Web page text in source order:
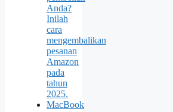
Anda?
Inilah
cara
mengembalikan
pesanan
Amazon
pada
tahun
2025.
MacBook